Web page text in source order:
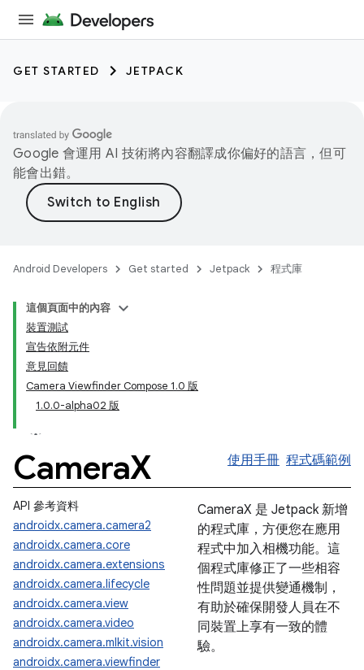
GET STARTED JETPACK
Google 會運用 AI 技術將內容翻譯成你偏好的語言，但可
能會出錯。
Android Developers Get started Jetpack 程式庫
這個頁面中的內容
裝置測試
宣告依附元件
意見回饋
Camera Viewfinder Compose 1.0 版
1.0.0-alpha02 版
CameraX 使用手冊 程式碼範例
API 參考資料
androidx.camera.camera2
androidx.camera.core
androidx.camera.extensions
androidx.camera.lifecycle
androidx.camera.view
androidx.camera.video
androidx.camera.mlkit.vision
androidx.camera.viewfinder
CameraX 是 Jetpack 新增
的程式庫，方便您在應用
程式中加入相機功能。這
個程式庫修正了一些相容
性問題並提供變通機制，
有助於確保開發人員在不
同裝置上享有一致的體
驗。